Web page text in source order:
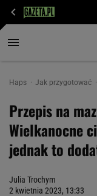
Haps Jak przygotować
Przepis na
Wielkanocne
jednak to
Julia Trochym
2 kwietnia 2023, 13:33